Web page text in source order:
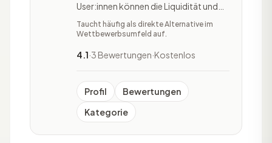
User:innen können die Liquidität und
Cashflows ihres Unternehmens
überwachen und planen. Der
Überwachung und Erstellung von
sind die Erstellung von Plän
Taucht häufig als direkte Alternative im
Wettbewerbsumfeld auf.
4.1·3 Bewertungen·Kostenlos
Profil
Bewertungen
Kategorie